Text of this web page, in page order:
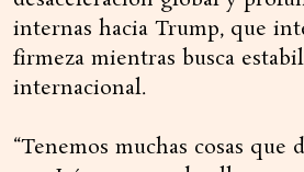
internas hacia Trump, que
firmeza mientras busca
internacional.
“Tenemos muchas cosas